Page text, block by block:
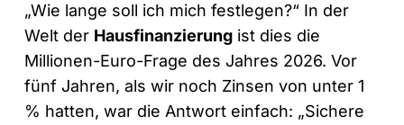
„Wie lange soll ich mich festlegen?“ In der
Welt der Hausfinanzierung ist dies die
Millionen-Euro-Frage des Jahres 2026. Vor
fünf Jahren, als wir noch Zinsen von unter 1
% hatten, war die Antwort einfach: „Sichere